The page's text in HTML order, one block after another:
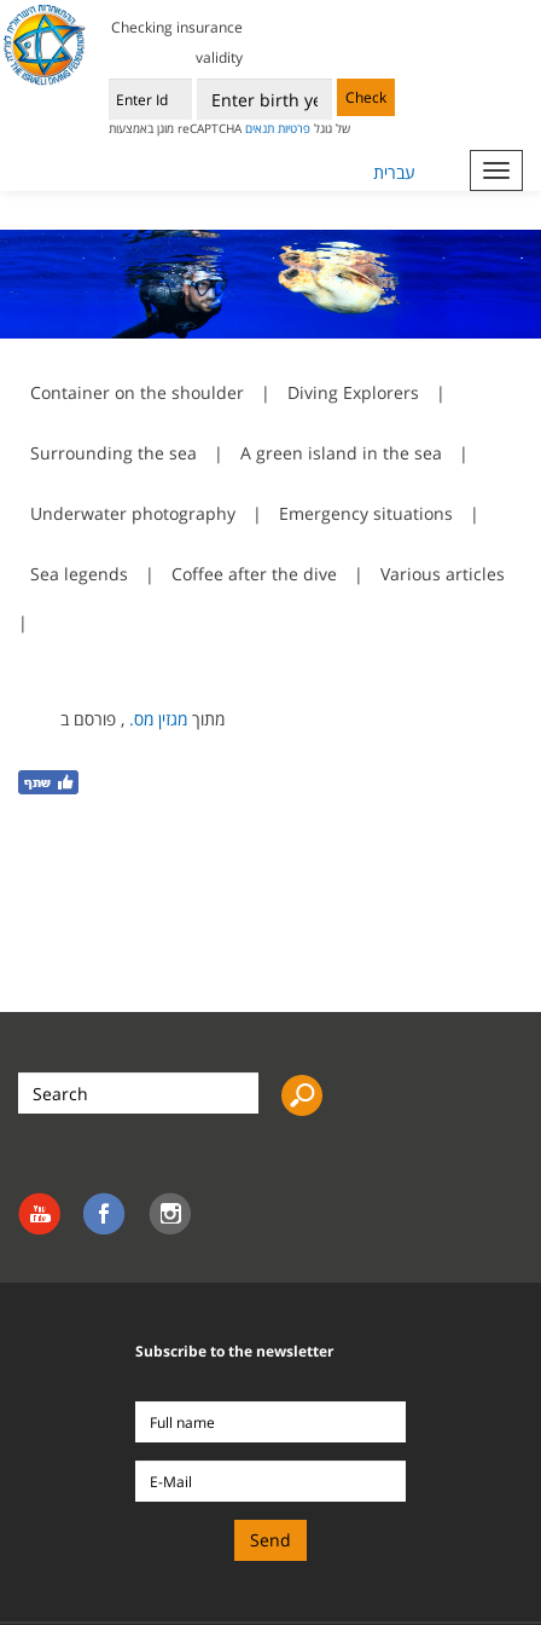
Checking insurance
validity
Check
מוגן באמצעות reCAPTCHA של גוגלפרטיות תנאים
עברית
Container on the shoulder | Diving Explorers |
Surrounding the sea | A green island in the sea |
Underwater photography | Emergency situations |
Sea legends | Coffee after the dive | Various articles
|
מתוך מגזין מס. , פורסם ב
Search
the
Subscribe to the newsletter